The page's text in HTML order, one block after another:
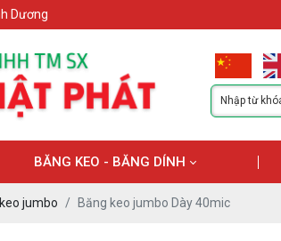
Dương
BĂNG KEO - BĂNG DÍNH
jumbo Băng keo jumbo Dày 40mic